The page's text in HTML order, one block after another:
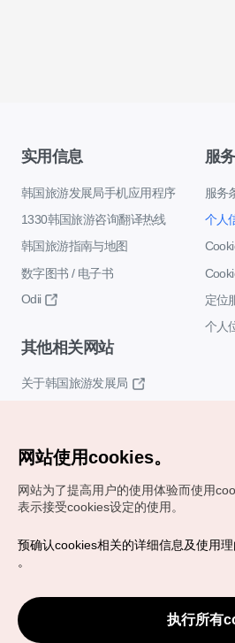
实用信息
韩国旅游发展局手机应用程序
1330韩国旅游咨询翻译热线
韩国旅游指南与地图
数字图书 / 电子书
Odii
服务
服务
个人
定位
个人
其他相关网站
关于韩国旅游发展局
VISITKOREA官方邮箱
chnsim@knto.or.kr
网站使用cookies。
网站为了提高用户的使用体验而使用
表示接受cookies设定的使用。
预确认cookies相关的详细信息及使用
。
执行所有